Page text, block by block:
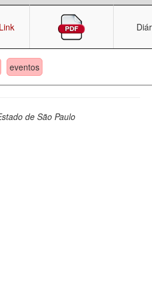
Link
eventos
de São Paulo